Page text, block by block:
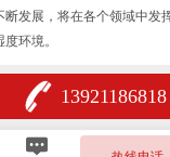
发展，将在各个领域中发
环境。
13921186818